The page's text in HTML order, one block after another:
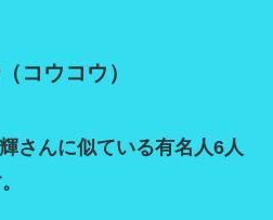
コウコウ）
さんに似ている有名人6人